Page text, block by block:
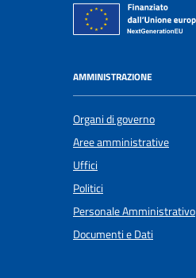
AMMINISTRAZIONE
Organi di governo
Aree amministrative
Uffici
Politici
Personale Amministrativo
Documenti e Dati